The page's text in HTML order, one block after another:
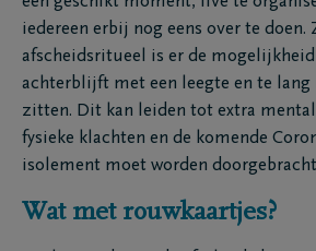
iedereen erbij nog eens over te doen.
afscheidsritueel is er de
achterblijft met een leegte en te
zitten. Dit kan leiden tot extra
fysieke klachten en de komende
isolement moet worden
Wat met rouwkaartjes?